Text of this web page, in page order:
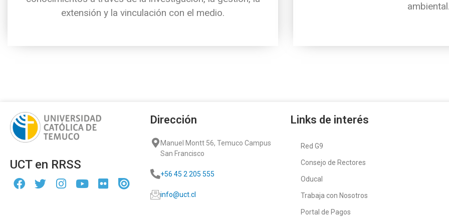
extensión y la vinculación con el medio.
UCT en RRSS
Dirección
Manuel Montt 56, Temuco Campus
San Francisco
+56 45 2 205 555
info@uct.cl
Links de interés
Red G9
Consejo de Rectores
Oducal
Trabaja con Nosotros
Portal de Pagos